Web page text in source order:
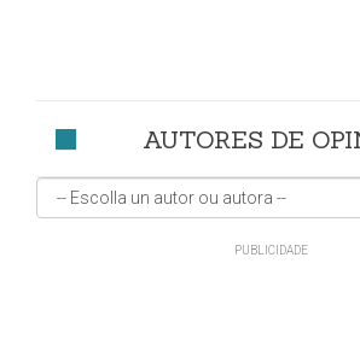
AUTORES DE